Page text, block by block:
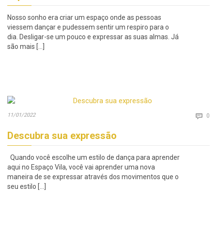
Nosso sonho era criar um espaço onde as pessoas
viessem dançar e pudessem sentir um respiro para o
dia. Desligar-se um pouco e expressar as suas almas. Já
são mais […]
11/01/2022  0
Descubra sua expressão
Quando você escolhe um estilo de dança para aprender
aqui no Espaço Vila, você vai aprender uma nova
maneira de se expressar através dos movimentos que o
seu estilo […]